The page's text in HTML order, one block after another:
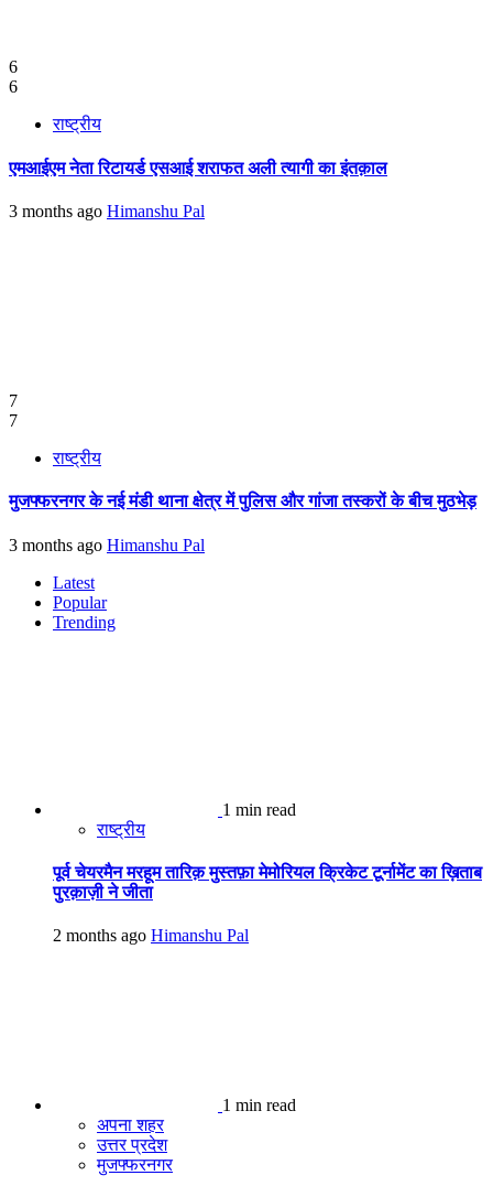
6
6
राष्ट्रीय
एमआईएम नेता रिटायर्ड एसआई शराफत अली त्यागी का इंतक़ाल
3 months ago Himanshu Pal
7
7
राष्ट्रीय
मुजफ्फरनगर के नई मंडी थाना क्षेत्र में पुलिस और गांजा तस्करों के बीच मुठभेड़
3 months ago Himanshu Pal
Latest
Popular
Trending
1 min read
राष्ट्रीय
पूर्व चेयरमैन मरहूम तारिक़ मुस्तफ़ा मेमोरियल क्रिकेट टूर्नामेंट का ख़िताब
पुरक़ाज़ी ने जीता
2 months ago Himanshu Pal
1 min read
अपना शहर
उत्तर प्रदेश
मुजफ्फरनगर